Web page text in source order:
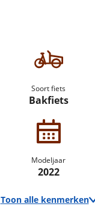
Soort fiets
Bakfiets
Modeljaar
2022
Toon alle kenmerken